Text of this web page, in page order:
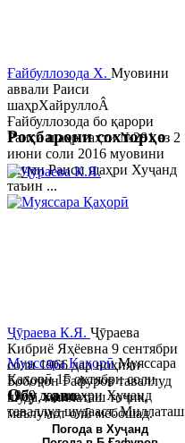
Ғайбуллозода Х. Муовини
аввали Раиси
шаҳрХайруллоÂ
Ғайбуллозода бо қарори
Раиси шаҳр таҳти №281 аз 2
июни соли 2016 муовини
якуми Раиси шаҳри Хуҷанд
таъин ...
Муяссара ҚаҳорӣМуяссара
Қаҳорӣ 15 октябри соли
1979 дар шаҳри Хуҷанд
таваллуд шудааст. Миллаташ
тоҷик. Маълумот олӣ. Соли
Роҳбарони сохторҳо
Ҷӯраева К.Я. Ҷӯраева
Кибриё Яҳёевна 9 сентябри
соли 1966 дар ноҳияи
Бобоҷон Ғафуров таваллуд
шуда, миллаташ тоҷик,
маълумот олӣ мебошад.
Соли 1997 Донишг...
Обу хаво
Погода в Хуҷанд